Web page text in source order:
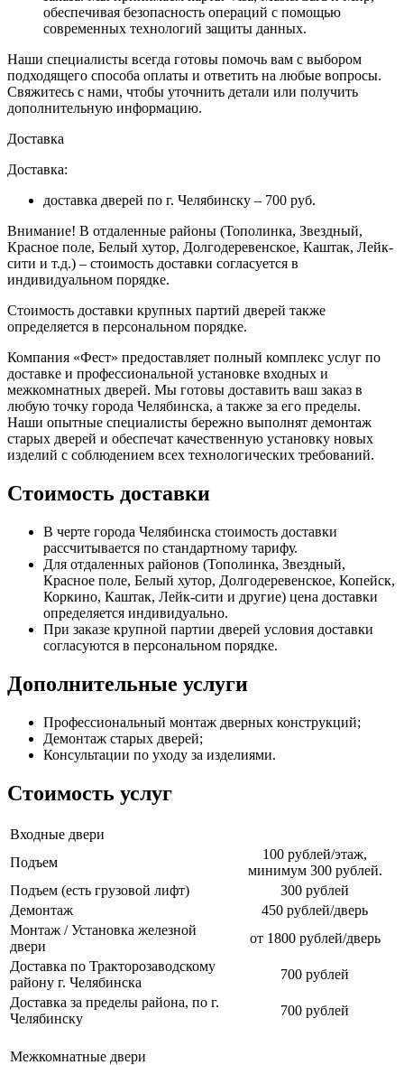
обеспечивая безопасность операций с помощью
современных технологий защиты данных.
Наши специалисты всегда готовы помочь вам с выбором
подходящего способа оплаты и ответить на любые вопросы.
Свяжитесь с нами, чтобы уточнить детали или получить
дополнительную информацию.
Доставка
Доставка:
доставка дверей по г. Челябинску – 700 руб.
Внимание! В отдаленные районы (Тополинка, Звездный,
Красное поле, Белый хутор, Долгодеревенское, Каштак, Лейк-
сити и т.д.) – стоимость доставки согласуется в
индивидуальном порядке.
Стоимость доставки крупных партий дверей также
определяется в персональном порядке.
Компания «Фест» предоставляет полный комплекс услуг по
доставке и профессиональной установке входных и
межкомнатных дверей. Мы готовы доставить ваш заказ в
любую точку города Челябинска, а также за его пределы.
Наши опытные специалисты бережно выполнят демонтаж
старых дверей и обеспечат качественную установку новых
изделий с соблюдением всех технологических требований.
Стоимость доставки
В черте города Челябинска стоимость доставки
рассчитывается по стандартному тарифу.
Для отдаленных районов (Тополинка, Звездный,
Красное поле, Белый хутор, Долгодеревенское, Копейск,
Коркино, Каштак, Лейк-сити и другие) цена доставки
определяется индивидуально.
При заказе крупной партии дверей условия доставки
согласуются в персональном порядке.
Дополнительные услуги
Профессиональный монтаж дверных конструкций;
Демонтаж старых дверей;
Консультации по уходу за изделиями.
Стоимость услуг
Входные двери
Подъем
100 рублей/этаж,
минимум 300 рублей.
Подъем (есть грузовой лифт)
300 рублей
Демонтаж
450 рублей/дверь
Монтаж / Установка железной
двери
от 1800 рублей/дверь
Доставка по Тракторозаводскому
району г. Челябинска
700 рублей
Доставка за пределы района, по г.
Челябинску
700 рублей
Межкомнатные двери